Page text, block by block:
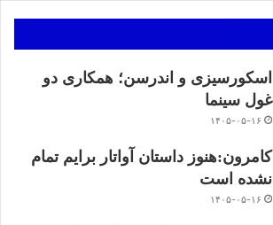
اسکورسیزی و اندرسن؛ همکاری دو
غول سینما
۱۴۰۵-۰۵-۱۶
کامرون:هنوز داستان آواتار برایم تمام
نشده است
۱۴۰۵-۰۵-۱۶